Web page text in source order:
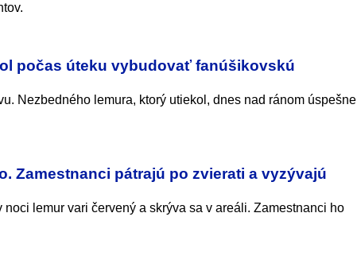
počas úteku vybudovať fanúšikovskú
Nezbedného lemura, ktorý utiekol, dnes nad ránom úspešne
Zamestnanci pátrajú po zvierati a vyzývajú
lemur vari červený a skrýva sa v areáli. Zamestnanci ho